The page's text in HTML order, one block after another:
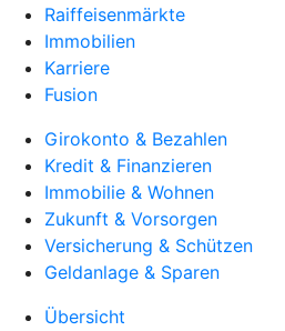
Raiffeisenmärkte
Immobilien
Karriere
Fusion
Girokonto & Bezahlen
Kredit & Finanzieren
Immobilie & Wohnen
Zukunft & Vorsorgen
Versicherung & Schützen
Geldanlage & Sparen
Übersicht